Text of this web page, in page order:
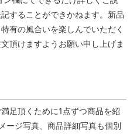
することができかねます。新品
有の風合いを楽しんでいただく
頂けますようお願い申し上げま
足頂くために1点ずつ商品を紹
ージ写真、商品詳細写真も個別